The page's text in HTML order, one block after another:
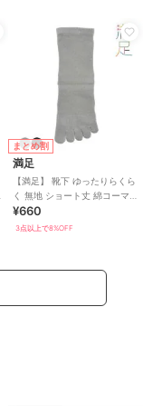
まとめ割
満足
【満足】 靴下 ゆったりらくら
く 無地 ショート丈 綿コーマ＋
BR(3345-07N)
¥660
3点以上で8%OFF